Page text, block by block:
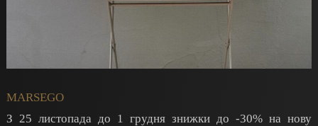
MARSEGO
З 25 листопада до 1 грудня знижки до -30% на нову